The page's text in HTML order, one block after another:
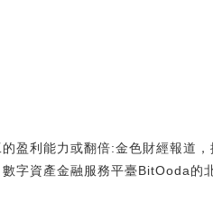
盈利能力或翻倍:金色財經報道
字資產金融服務平臺BitOoda